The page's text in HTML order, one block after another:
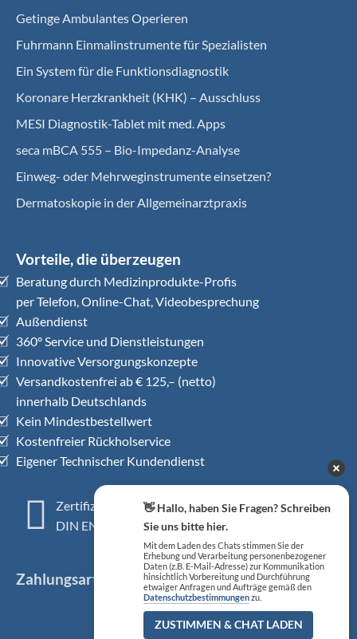
Getinge Ambulantes Operieren
Fuhrmann Einmalinstrumente für Spezialisten
Ein System für die Funktionsdiagnostik
Koro­nare Herz­krank­heit (KHK) – Ausschluss
MESI Diagnostik-Tablet mit med. Apps
seca mBCA 555 – Bio-Impedanz-Analyse
Einweg- oder Mehrweginstrumente einsetzen?
Dermatoskopie in der Allgemeinarztpraxis
Vorteile, die überzeugen
Beratung durch Medizinprodukte-Profis
per Telefon, Online-Chat, Videobesprechung
Außendienst
360° Service und Dienstleistungen
Innovative Versorgungskonzepte
Versandkostenfrei ab € 125,– (netto)
innerhalb Deutschlands
Kein Mindestbestellwert
Kostenfreier Rückholservice
Eigener Technischer Kundendienst
Zertifiziertes QM-System
DIN EN ISO 13485
Zahlungsarten
👋 Hallo, haben Sie Fragen? Schreiben
Sie uns bitte hier.
Mit dem Laden des Chats stimmen Sie der
Erhebung und Verarbeitung personenbezogener
Daten (z.B. E-Mail-Adresse) zur Kommunikation
hinsichtlich Vorbereitung und Durchführung
etwaiger Anfragen und Aufträge gemäß den
Datenschutzbestimmungenzu.
ZUSTIMMEN & CHAT LADEN